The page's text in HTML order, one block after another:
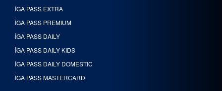
İGA PASS EXTRA
İGA PASS PREMIUM
İGA PASS DAILY
İGA PASS DAILY KIDS
İGA PASS DAILY DOMESTIC
İGA PASS MASTERCARD